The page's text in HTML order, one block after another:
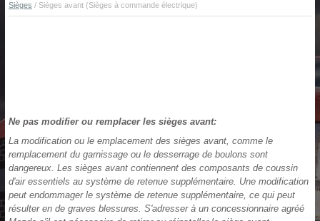
Sièges / Sièges avant (Sièges à commande électrique)
Ne pas modifier ou remplacer les sièges avant:
La modification ou le emplacement des sièges avant, comme le
remplacement du garnissage ou le desserrage de boulons sont
dangereux. Les sièges avant contiennent des composants de coussin
d'air essentiels au système de retenue supplémentaire. Une modification
peut endommager le système de retenue supplémentaire, ce qui peut
résulter en de graves blessures. S'adresser à un concessionnaire agréé